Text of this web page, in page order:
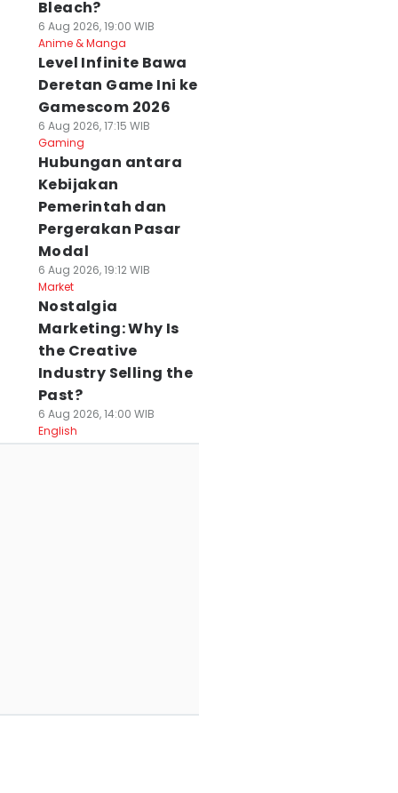
Bleach?
6 Aug 2026, 19:00 WIB
Anime & Manga
Level Infinite Bawa
Deretan Game Ini ke
Gamescom 2026
6 Aug 2026, 17:15 WIB
Gaming
Hubungan antara
Kebijakan
Pemerintah dan
Pergerakan Pasar
Modal
6 Aug 2026, 19:12 WIB
Market
Nostalgia
Marketing: Why Is
the Creative
Industry Selling the
Past?
6 Aug 2026, 14:00 WIB
English